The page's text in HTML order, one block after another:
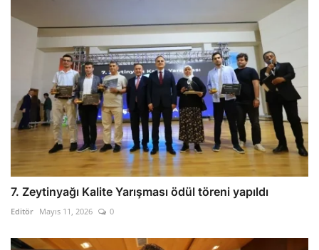
7. Zeytinyağı Kalite Yarışması ödül töreni yapıldı
Editör Mayıs 11, 2026 0